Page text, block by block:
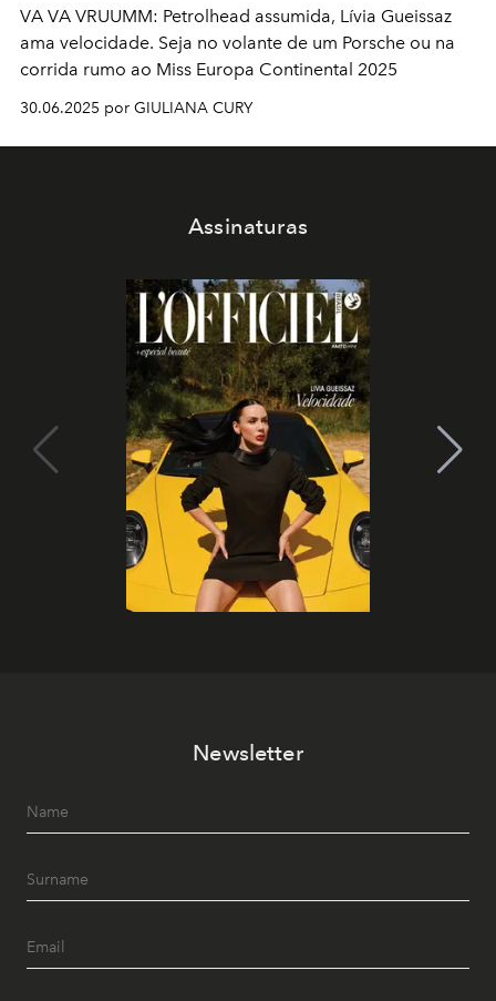
VA VA VRUUMM: Petrolhead assumida, Lívia Gueissaz
ama velocidade. Seja no volante de um Porsche ou na
corrida rumo ao Miss Europa Continental 2025
30.06.2025 por GIULIANA CURY
Assinaturas
Newsletter